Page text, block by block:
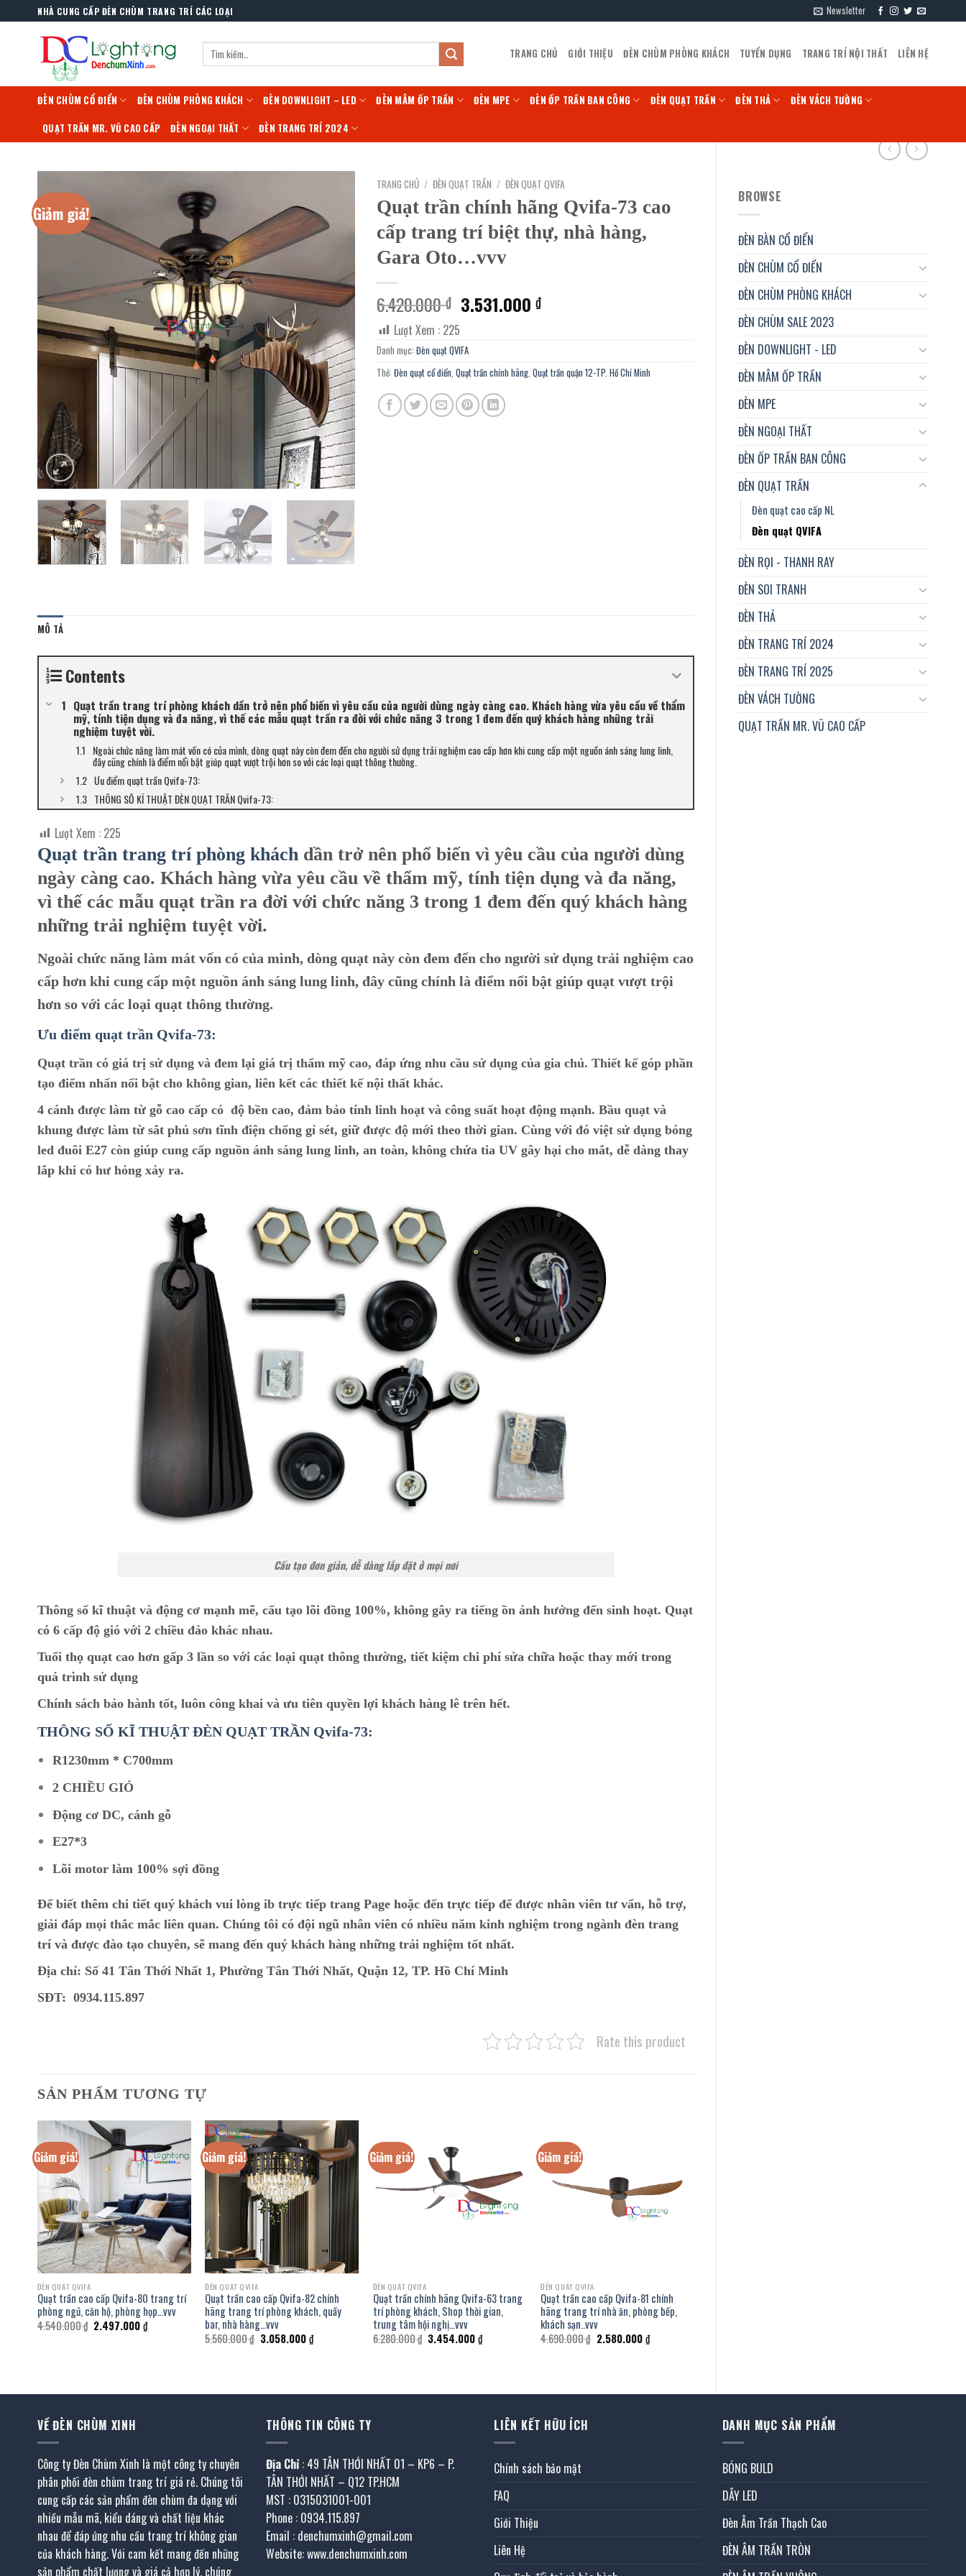
to
NHÀ CUNG CẤP ĐÈN CHÙM TRANG TRÍ CÁC LOẠI Newsletter
Tìm
kiếm:
TRANG CHỦ GIỚI THIỆU ĐÈN CHÙM PHÒNG KHÁCH TUYỂN DỤNG TRANG TRÍ NỘI THẤT LIÊN HỆ
ĐÈN CHÙM CỔ ĐIỂN ĐÈN CHÙM PHÒNG KHÁCH ĐÈN DOWNLIGHT – LED ĐÈN MÂM ỐP TRẦN ĐÈN MPE ĐÈN ỐP TRẦN BAN CÔNG ĐÈN QUẠT TRẦN ĐÈN THẢ ĐÈN VÁCH TƯỜNG
QUẠT TRẦN MR. VŨ CAO CẤP ĐÈN NGOẠI THẤT ĐÈN TRANG TRÍ 2024
BROWSE
ĐÈN BÀN CỔ ĐIỂN
ĐÈN CHÙM CỔ ĐIỂN
ĐÈN CHÙM PHÒNG KHÁCH
ĐÈN CHÙM SALE 2023
ĐÈN DOWNLIGHT - LED
ĐÈN MÂM ỐP TRẦN
ĐÈN MPE
ĐÈN NGOẠI THẤT
ĐÈN ỐP TRẦN BAN CÔNG
ĐÈN QUẠT TRẦN
Đèn quạt cao cấp NL
Đèn quạt QVIFA
ĐÈN RỌI - THANH RAY
ĐÈN SOI TRANH
ĐÈN THẢ
ĐÈN TRANG TRÍ 2024
ĐÈN TRANG TRÍ 2025
ĐÈN VÁCH TƯỜNG
QUẠT TRẦN MR. VŨ CAO CẤP
Giảm giá!
TRANG CHỦ / ĐÈN QUẠT TRẦN / ĐÈN QUẠT QVIFA
Quạt trần chính hãng Qvifa-73 cao
cấp trang trí biệt thự, nhà hàng,
Gara Oto…vvv
6.420.000₫ Giá
gốc
là:
6.420.000 ₫.
3.531.000₫Giá
tại
là:
3.531.000 ₫.
Lượt Xem : 225
Danh mục: Đèn quạt QVIFA
Thẻ: Đèn quạt cổ điển Quạt trần chính hãng Quạt trần quận 12-TP. Hồ Chí Minh
MÔ TẢ
Contents
Quạt trần trang trí phòng khách dần trở nên phổ biến vì yêu cầu của người dùng ngày càng cao. Khách hàng vừa yêu cầu về thẩm
mỹ, tính tiện dụng và đa năng, vì thế các mẫu quạt trần ra đời với chức năng 3 trong 1 đem đến quý khách hàng những trải
nghiệm tuyệt vời.
Ngoài chức năng làm mát vốn có của mình, dòng quạt này còn đem đến cho người sử dụng trải nghiệm cao cấp hơn khi cung cấp một nguồn ánh sáng lung linh,
đây cũng chính là điểm nổi bật giúp quạt vượt trội hơn so với các loại quạt thông thường.
Ưu điểm quạt trần Qvifa-73:
THÔNG SỐ KĨ THUẬT ĐÈN QUẠT TRẦN Qvifa-73:
Lượt Xem : 225
Quạt trần trang trí phòng khách dần trở nên phổ biến vì yêu cầu của người dùng
ngày càng cao. Khách hàng vừa yêu cầu về thẩm mỹ, tính tiện dụng và đa năng,
vì thế các mẫu quạt trần ra đời với chức năng 3 trong 1 đem đến quý khách hàng
những trải nghiệm tuyệt vời.
Ngoài chức năng làm mát vốn có của mình, dòng quạt này còn đem đến cho người sử dụng trải nghiệm cao
cấp hơn khi cung cấp một nguồn ánh sáng lung linh, đây cũng chính là điểm nổi bật giúp quạt vượt trội
hơn so với các loại quạt thông thường.
Ưu điểm quạt trần Qvifa-73:
Quạt trần có giá trị sử dụng và đem lại giá trị thẩm mỹ cao, đáp ứng nhu cầu sử dụng của gia chủ. Thiết kế góp phần
tạo điểm nhấn nổi bật cho không gian, liên kết các thiết kế nội thất khác.
4 cánh được làm từ gỗ cao cấp có độ bền cao, đảm bảo tính linh hoạt và công suất hoạt động mạnh. Bầu quạt và
khung được làm từ sắt phủ sơn tĩnh điện chống gỉ sét, giữ được độ mới theo thời gian. Cùng với đó việt sử dụng bóng
led đuôi E27 còn giúp cung cấp nguồn ánh sáng lung linh, an toàn, không chứa tia UV gây hại cho mắt, dễ dàng thay
lắp khi có hư hỏng xảy ra.
Cấu tạo đơn giản, dễ dàng lắp đặt ở mọi nơi
Thông số kĩ thuật và động cơ mạnh mẽ, cấu tạo lõi đồng 100%, không gây ra tiếng ồn ảnh hưởng đến sinh hoạt. Quạt
có 6 cấp độ gió với 2 chiều đảo khác nhau.
Tuổi thọ quạt cao hơn gấp 3 lần so với các loại quạt thông thường, tiết kiệm chi phí sửa chữa hoặc thay mới trong
quá trình sử dụng
Chính sách bảo hành tốt, luôn công khai và ưu tiên quyền lợi khách hàng lê trên hết.
THÔNG SỐ KĨ THUẬT ĐÈN QUẠT TRẦN Qvifa-73:
R1230mm * C700mm
2 CHIỀU GIÓ
Động cơ DC, cánh gỗ
E27*3
Lõi motor làm 100% sợi đồng
Để biết thêm chi tiết quý khách vui lòng ib trực tiếp trang Page hoặc đến trực tiếp để được nhân viên tư vấn, hỗ trợ,
giải đáp mọi thắc mắc liên quan. Chúng tôi có đội ngũ nhân viên có nhiều năm kinh nghiệm trong ngành đèn trang
trí và được đào tạo chuyên, sẽ mang đến quý khách hàng những trải nghiệm tốt nhất.
Địa chỉ: Số 41 Tân Thới Nhất 1, Phường Tân Thới Nhất, Quận 12, TP. Hồ Chí Minh
SĐT: 0934.115.897
Rate this product
SẢN PHẨM TƯƠNG TỰ
Giảm giá!
ĐÈN QUẠT QVIFA
Quạt trần cao cấp Qvifa-80 trang trí
phòng ngủ, căn hộ, phòng họp…vvv
4.540.000₫ Giá
gốc
2.497.000₫Giá
Giảm giá!
ĐÈN QUẠT QVIFA
Quạt trần cao cấp Qvifa-82 chính
hãng trang trí phòng khách, quầy
bar, nhà hàng…vvv
5.560.000₫ Giá
gốc
3.058.000₫Giá
hiện
Giảm giá!
ĐÈN QUẠT QVIFA
Quạt trần chính hãng Qvifa-63 trang
trí phòng khách, Shop thời gian,
trung tâm hội nghị…vvv
6.280.000₫ Giá
gốc
3.454.000₫Giá
Giảm giá!
ĐÈN QUẠT QVIFA
Quạt trần cao cấp Qvifa-81 chính
hãng trang trí nhà ăn, phòng bếp,
khách sạn..vvv
4.690.000₫ Giá
gốc
2.580.000₫Giá
hiện
VỀ ĐÈN CHÙM XINH
Công ty Đèn Chùm Xinh là một công ty chuyên
phân phối đèn chùm trang trí giá rẻ. Chúng tôi
cung cấp các sản phẩm đèn chùm đa dạng với
nhiều mẫu mã, kiểu dáng và chất liệu khác
nhau để đáp ứng nhu cầu trang trí không gian
của khách hàng. Với cam kết mang đến những
sản phẩm chất lượng và giá cả hợp lý, chúng
THÔNG TIN CÔNG TY
Địa Chỉ : 49 TÂN THỚI NHẤT 01 – KP6 – P.
TÂN THỚI NHẤT – Q12 TP.HCM
MST : 0315031001-001
Phone : 0934.115.897
Email : denchumxinh@gmail.com
Website: www.denchumxinh.com
LIÊN KẾT HỮU ÍCH
Chính sách bảo mật
FAQ
Giới Thiệu
Liên Hệ
DANH MỤC SẢN PHẨM
BÓNG BULD
DÂY LED
Đèn Âm Trần Thạch Cao
ĐÈN ÂM TRẦN TRÒN